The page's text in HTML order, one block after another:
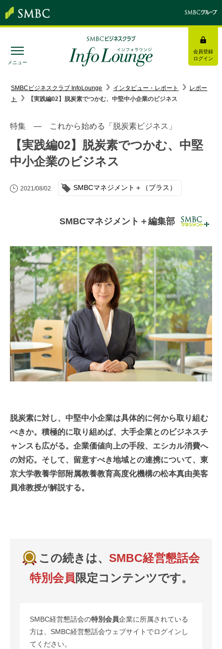
メニュー
会員登録
ログイン
みんなの研修
トピックス＆インフォメーション
お役立ち情報
イベント・セミナー
動画
資料ダウンロード
InfoLoungeとは
利用規約
プライバシーポリシー
本サイトのご利用にあたって
運営会社
SMBCビジネスクラブ InfoLounge インタビュー・レポート
レポー
ト
【実践編02】脱炭素でつかむ、中堅中小企業のビジネス
特集 ― これから始める「脱炭素ビジネス」
【実践編02】脱炭素でつかむ、中堅
中小企業のビジネス
2021/08/02 SMBCマネジメント＋（プラス）
SMBCマネジメント＋編集部
脱炭素に対し、中堅中小企業は具体的に何から取り組む
べきか。積極的に取り組めば、大手企業とのビジネスチ
ャンスも広がる。企業価値向上の手段、エシカル消費へ
の対応。そして、留意すべき地域との連携について、東
京大学教養学部附属教養教育高度化機構の松本真由美客
員准教授が解説する。
この続きは、SMBC経営懇話会
特別会員 限定コンテンツです。
SMBC経営懇話会の特別会員企業に所属されている
方は、SMBC経営懇話会ウェブサイトでログインし
てください。